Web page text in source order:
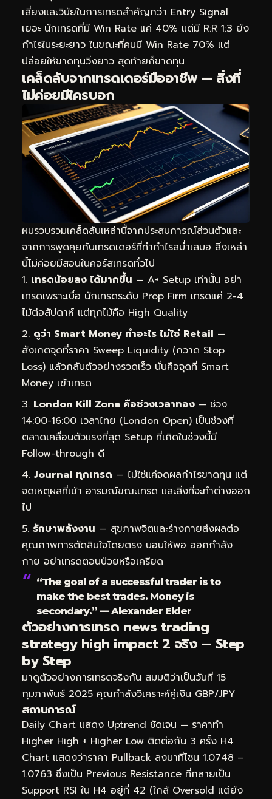
เสี่ยงและวินัยในการเทรดสำคัญกว่า Entry Signal
เยอะ นักเทรดที่มี Win Rate แค่ 40% แต่มี R:R 1:3 ยัง
กำไรในระยะยาว ในขณะที่คนมี Win Rate 70% แต่
ปล่อยให้ขาดทุนวิ่งยาว สุดท้ายก็ขาดทุน
เคล็ดลับจากเทรดเดอร์มืออาชีพ — สิ่งที่
ไม่ค่อยมีใครบอก
ผมรวบรวมเคล็ดลับเหล่านี้จากประสบการณ์ส่วนตัวและ
จากการพูดคุยกับเทรดเดอร์ที่ทำกำไรสม่ำเสมอ สิ่งเหล่า
นี้ไม่ค่อยมีสอนในคอร์สเทรดทั่วไป
เทรดน้อยลง ได้มากขึ้น — A+ Setup เท่านั้น อย่า
เทรดเพราะเบื่อ นักเทรดระดับ Prop Firm เทรดแค่ 2-4
ไม้ต่อสัปดาห์ แต่ทุกไม้คือ High Quality
ดูว่า Smart Money ทำอะไร ไม่ใช่ Retail —
สังเกตจุดที่ราคา Sweep Liquidity (กวาด Stop
Loss) แล้วกลับตัวอย่างรวดเร็ว นั่นคือจุดที่ Smart
Money เข้าเทรด
London Kill Zone คือช่วงเวลาทอง — ช่วง
14:00-16:00 เวลาไทย (London Open) เป็นช่วงที่
ตลาดเคลื่อนตัวแรงที่สุด Setup ที่เกิดในช่วงนี้มี
Follow-through ดี
Journal ทุกเทรด — ไม่ใช่แค่จดผลกำไรขาดทุน แต่
จดเหตุผลที่เข้า อารมณ์ขณะเทรด และสิ่งที่จะทำต่างออก
ไป
รักษาพลังงาน — สุขภาพจิตและร่างกายส่งผลต่อ
คุณภาพการตัดสินใจโดยตรง นอนให้พอ ออกกำลัง
กาย อย่าเทรดตอนป่วยหรือเครียด
“The goal of a successful trader is to
make the best trades. Money is
secondary.” — Alexander Elder
ตัวอย่างการเทรด news trading
strategy high impact 2 จริง — Step
by Step
มาดูตัวอย่างการเทรดจริงกัน สมมติว่าเป็นวันที่ 15
กุมภาพันธ์ 2025 คุณกำลังวิเคราะห์คู่เงิน GBP/JPY
สถานการณ์
Daily Chart แสดง Uptrend ชัดเจน — ราคาทำ
Higher High + Higher Low ติดต่อกัน 3 ครั้ง H4
Chart แสดงว่าราคา Pullback ลงมาที่โซน 1.0748 –
1.0763 ซึ่งเป็น Previous Resistance ที่กลายเป็น
Support RSI ใน H4 อยู่ที่ 42 (ใกล้ Oversold แต่ยัง